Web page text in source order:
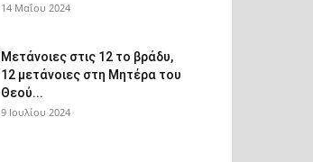
14 Μαΐου 2024
Μετάνοιες στις 12 το βράδυ,
12 μετάνοιες στη Μητέρα του
Θεού...
9 Ιουλίου 2024